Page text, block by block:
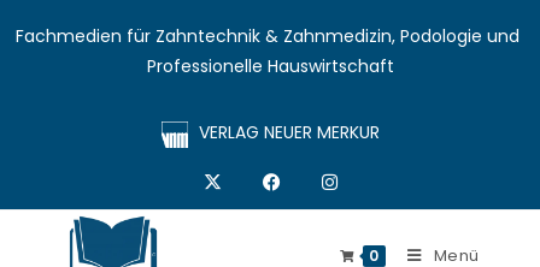
Fachmedien für Zahntechnik & Zahnmedizin, Podologie und
Professionelle Hauswirtschaft
VERLAG NEUER MERKUR
0 Menü